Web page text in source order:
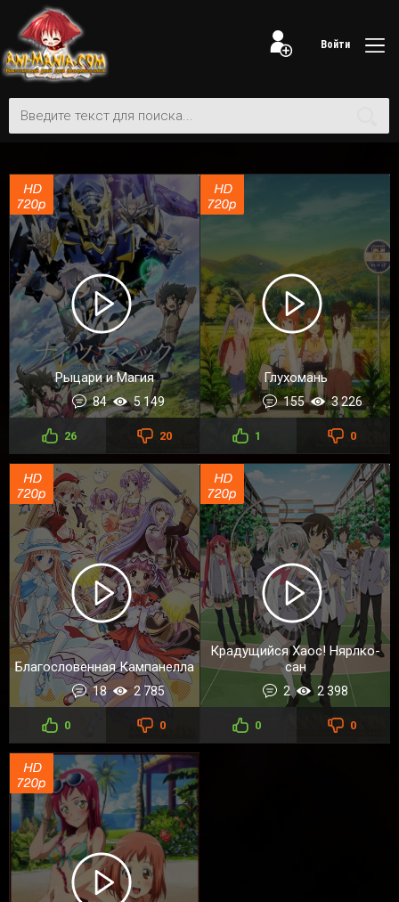
Войти
Рыцари и Магия
84 5 149
26 20
Глухомань
155 3 226
1 0
Благословенная Кампанелла
18 2 785
0 0
Крадущийся Хаос! Нярлко-
сан
2 2 398
0 0